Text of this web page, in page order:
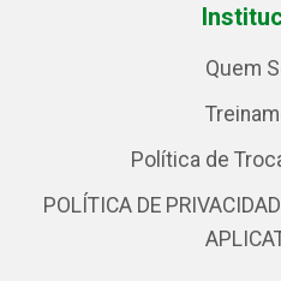
Quem
Política de
POLÍTICA DE